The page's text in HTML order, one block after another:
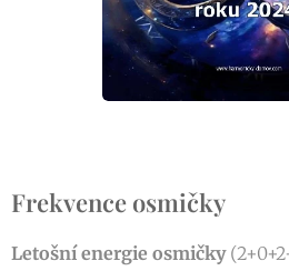
Frekvence osmičky
Letošní energie osmičky